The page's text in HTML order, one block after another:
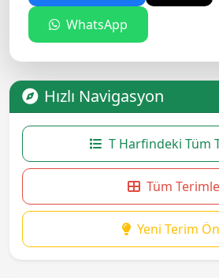
WhatsApp
Hızlı Navigasyon
T Harfindeki Tüm
Tüm
Yeni Terim